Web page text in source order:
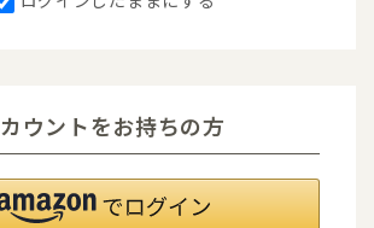
ウントをお持ちの方